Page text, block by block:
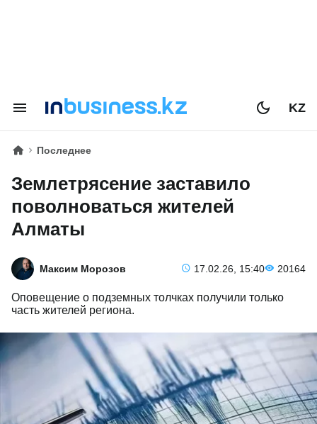
KZ
Последнее
Землетрясение заставило
поволноваться жителей
Алматы
Максим Морозов 17.02.26, 15:40 20164
Оповещение о подземных толчках получили только
часть жителей региона.